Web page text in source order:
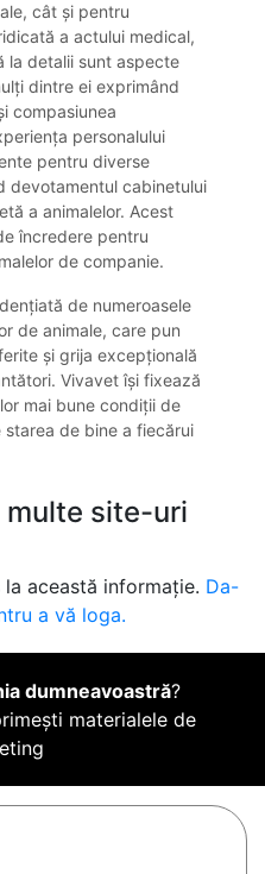
cât și pentru
a actului medical,
la detalii sunt aspecte
dintre ei exprimând
compasiunea
personalului
pentru diverse
devotamentul cabinetului
a animalelor. Acest
încredere pentru
de companie.
de numeroasele
de animale, care pun
și grija excepțională
Vivavet își fixează
mai bune condiții de
de bine a fiecărui
multe site-uri
această informație. Da-
a vă loga.
dumneavoastră?
materialele de